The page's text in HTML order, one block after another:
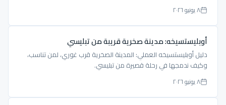
٨ يونيو ٢٠٢٦
أوبليستسيخه: مدينة صخرية قريبة من تبليسي
دليل أوبليستسيخه العملي: المدينة الصخرية قرب غوري، لمن تناسب،
وكيف ندمجها في رحلة قصيرة من تبليسي.
٨ يونيو ٢٠٢٦